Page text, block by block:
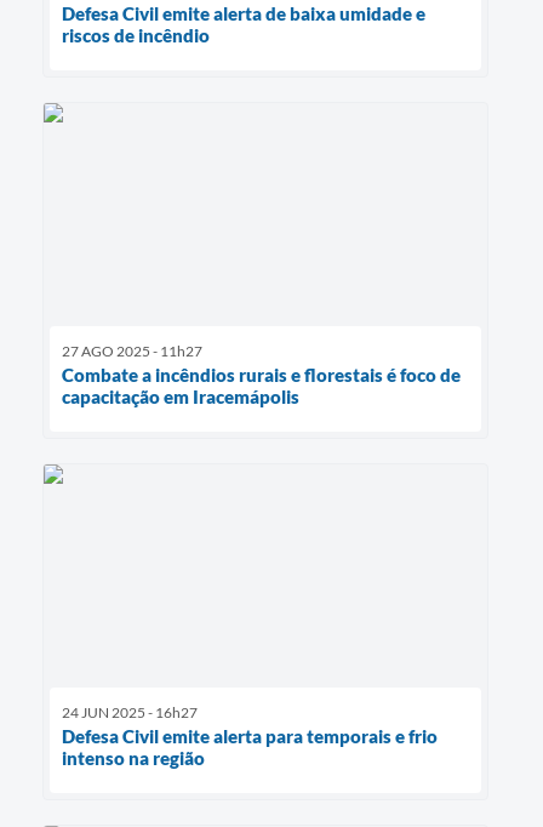
Defesa Civil emite alerta de baixa umidade e
riscos de incêndio
27 AGO 2025 - 11h27
Combate a incêndios rurais e florestais é foco de
capacitação em Iracemápolis
24 JUN 2025 - 16h27
Defesa Civil emite alerta para temporais e frio
intenso na região